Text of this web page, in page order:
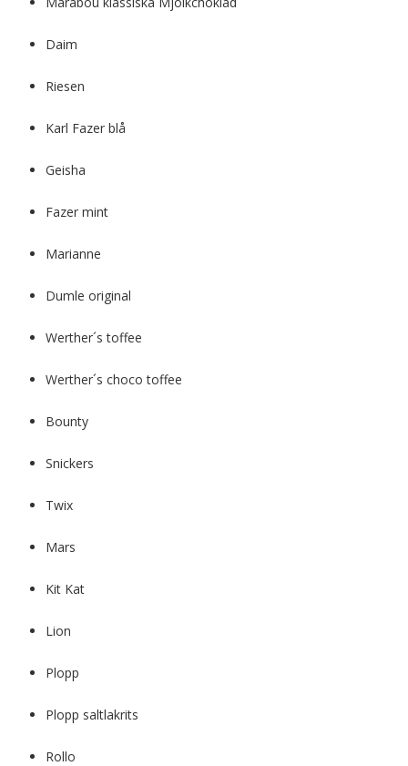
Daim
Riesen
Karl Fazer blå
Geisha
Fazer mint
Marianne
Dumle original
Werther´s toffee
Werther´s choco toffee
Bounty
Snickers
Twix
Mars
Kit Kat
Lion
Plopp
Plopp saltlakrits
Rollo